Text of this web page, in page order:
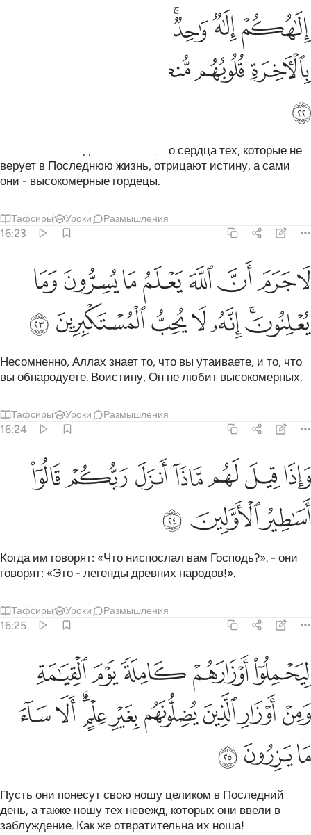
الاهكم الاه واحد فالذين لا يومنون بالاخرة قلوبهم منكرة وهم مستكبرون
إِلَـٰهُكُمْ إِلَـٰهٌۭ وَٰحِدٌۭ ۚ فَٱلَّذِينَ لَا يُؤْمِنُونَ بِٱلْـَٔاخِرَةِ قُلُوبُهُم مُّنكِرَةٌۭ
ﲃﲄﲅﲆ
ﲊﲋﲌ
ﲏ
Ваш Бог - Бог Единственный. Но сердца тех, которые не
верует в Последнюю жизнь, отрицают истину, а сами
они - высокомерные гордецы.
Тафсиры Уроки Размышления
16:23
لا جرم ان الله يعلم ما يسرون وما يعلنون انه لا يحب المستكبرين ٢٣
لَا جَرَمَ أَنَّ ٱللَّهَ يَعْلَمُ مَا يُسِرُّونَ وَمَا يُعْلِنُونَ ۚ إِنَّهُۥ لَا يُحِبُّ
ﲐﲑﲒﲓﲔﲕﲖﲗ
ﲘﲙﲚﲛﲜﲝﲞ
Несомненно, Аллах знает то, что вы утаиваете, и то, что
вы обнародуете. Воистину, Он не любит высокомерных.
Тафсиры Уроки Размышления
16:24
واذا قيل لهم ماذا انزل ربكم قالوا اساطير الاولين ٢٤
وَإِذَا قِيلَ لَهُم مَّاذَآ أَنزَلَ رَبُّكُمْ ۙ قَالُوٓا۟ أَسَـٰطِيرُ ٱلْأَوَّلِينَ
ﲟﲠﲡﲢﲣﲤﲥ
ﲦﲧ ﲨ
Когда им говорят: «Что ниспослал вам Господь?». - они
говорят: «Это - легенды древних народов!».
Тафсиры Уроки Размышления
16:25
ليحملوا اوزارهم كاملة يوم القيامة ومن اوزار الذين يضلونهم بغير علم
لِيَحْمِلُوٓا۟ أَوْزَارَهُمْ كَامِلَةًۭ يَوْمَ ٱلْقِيَـٰمَةِ ۙ وَمِنْ أَوْزَارِ ٱلَّذِينَ يُضِلُّونَهُم بِغَيْرِ عِلْمٍ
ﲩﲪﲫﲬﲭ
ﲮﲯﲰﲱﲲﲳﲴﲵﲶ
ﲷﲸﲹ
Пусть они понесут свою ношу целиком в Последний
день, а также ношу тех невежд, которых они ввели в
заблуждение. Как же отвратительна их ноша!